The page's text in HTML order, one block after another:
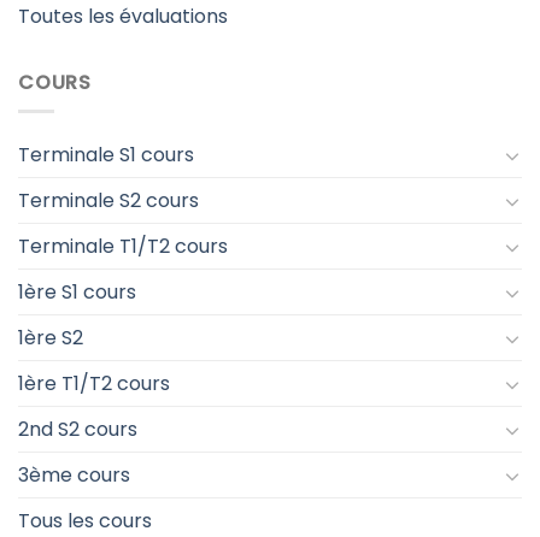
Toutes les évaluations
COURS
Terminale S1 cours
Terminale S2 cours
Terminale T1/T2 cours
1ère S1 cours
1ère S2
1ère T1/T2 cours
2nd S2 cours
3ème cours
Tous les cours